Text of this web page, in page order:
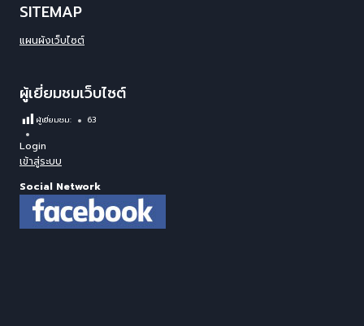
SITEMAP
แผนผังเว็บไซต์
ผู้เยี่ยมชมเว็บไซต์
ผู้เยี่ยมชม: 63
Login
เข้าสู่ระบบ
Social Network